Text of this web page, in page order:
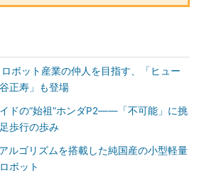
ボット産業の仲人を目指す、「ヒュー
正寿」も登場
ドの“始祖”ホンダP2――「不可能」に挑
歩行の歩み
ルゴリズムを搭載した純国産の小型軽量
ボット